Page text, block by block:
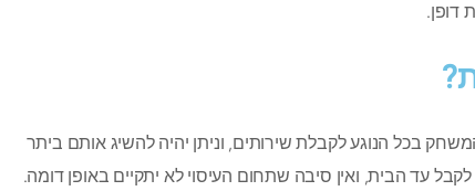
דופן.
בכל הנוגע לקבלת שירותים, וניתן יהיה להשיג אותם ביתר
לקבל עד הבית, ואין סיבה שתחום העיסוי לא יתקיים באופן דומה.